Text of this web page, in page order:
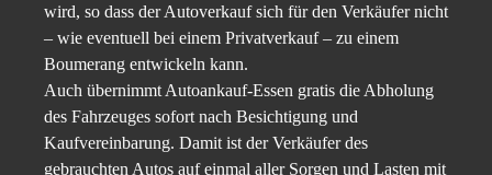
wird, so dass der Autoverkauf sich für den Verkäufer nicht
– wie eventuell bei einem Privatverkauf – zu einem
Boumerang entwickeln kann.
Auch übernimmt Autoankauf-Essen gratis die Abholung
des Fahrzeuges sofort nach Besichtigung und
Kaufvereinbarung. Damit ist der Verkäufer des
gebrauchten Autos auf einmal aller Sorgen und Lasten mit